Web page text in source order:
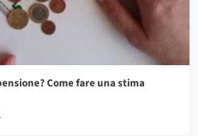
Come fare una stima